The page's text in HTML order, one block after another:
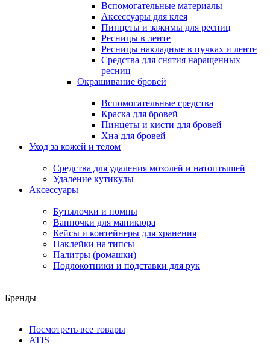
Вспомогательные материалы
Аксессуары для клея
Пинцеты и зажимы для ресниц
Ресницы в ленте
Ресницы накладные в пучках и ленте
Средства для снятия наращенных
ресниц
Окрашивание бровей
Вспомогательные средства
Краска для бровей
Пинцеты и кисти для бровей
Хна для бровей
Уход за кожей и телом
Средства для удаления мозолей и натоптышей
Удаление кутикулы
Аксессуары
Бутылочки и помпы
Ванночки для маникюра
Кейсы и контейнеры для хранения
Наклейки на типсы
Палитры (ромашки)
Подлокотники и подставки для рук
Бренды
Посмотреть все товары
ATIS